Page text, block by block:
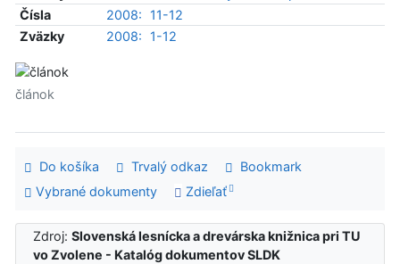
Čísla
2008:
11-12
Zväzky
2008: 1-12
článok
Do košíka Trvalý odkaz
Bookmark
Vybrané dokumenty
Zdieľať
Zdroj:Slovenská lesnícka a drevárska knižnica pri TU
vo Zvolene - Katalóg dokumentov SLDK